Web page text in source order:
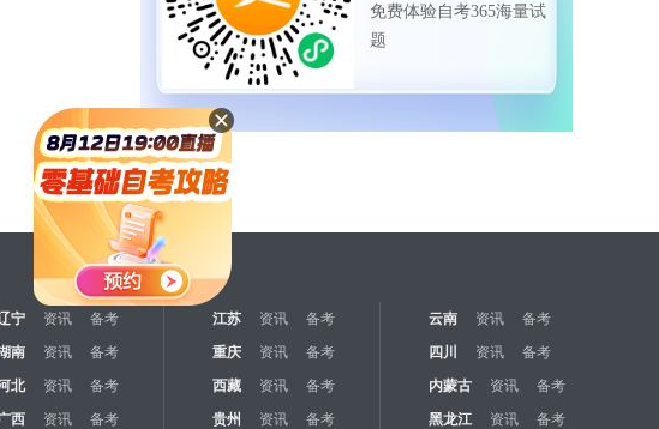
免费体验自考365海量试
题
宁 资讯 备考 江苏 资讯 备考 云南 资讯
备考
南 资讯 备考 重庆 资讯 备考 四川 资讯
备考
北 资讯 备考 西藏 资讯 备考 内蒙古 资讯
备考
西 资讯 备考 贵州 资讯 备考 黑龙江 资讯
备考